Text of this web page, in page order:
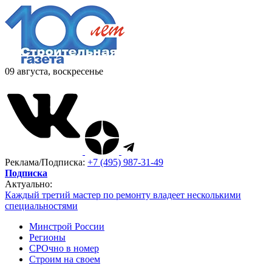
09 августа, воскресенье
Реклама/Подписка: +7 (495) 987-31-49
Подписка
Актуально:
Каждый третий мастер по ремонту владеет несколькими
специальностями
Минстрой России
Регионы
СРОчно в номер
Строим на своем